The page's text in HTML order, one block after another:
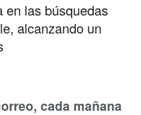
en las búsquedas
alcanzando un
cada mañana